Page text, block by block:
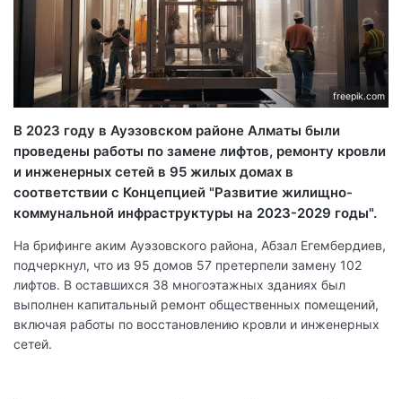
freepik.com
В 2023 году в Ауэзовском районе Алматы были
проведены работы по замене лифтов, ремонту кровли
и инженерных сетей в 95 жилых домах в
соответствии с Концепцией "Развитие жилищно-
коммунальной инфраструктуры на 2023-2029 годы".
На брифинге аким Ауэзовского района, Абзал Егембердиев,
подчеркнул, что из 95 домов 57 претерпели замену 102
лифтов. В оставшихся 38 многоэтажных зданиях был
выполнен капитальный ремонт общественных помещений,
включая работы по восстановлению кровли и инженерных
сетей.